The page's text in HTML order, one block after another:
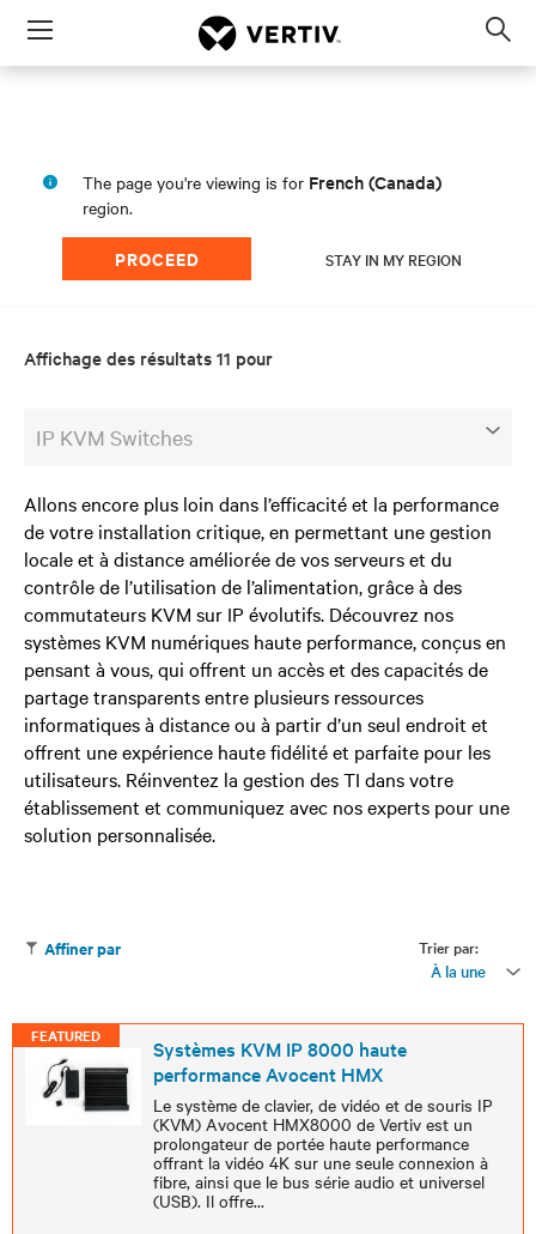
Menu
The page you're viewing is for French (Canada)
region.
PROCEED STAY IN MY REGION
Affichage des résultats 11 pour
IP KVM Switches
Allons encore plus loin dans l’efficacité et la performance
de votre installation critique, en permettant une gestion
locale et à distance améliorée de vos serveurs et du
contrôle de l’utilisation de l’alimentation, grâce à des
commutateurs KVM sur IP évolutifs. Découvrez nos
systèmes KVM numériques haute performance, conçus en
pensant à vous, qui offrent un accès et des capacités de
partage transparents entre plusieurs ressources
informatiques à distance ou à partir d’un seul endroit et
offrent une expérience haute fidélité et parfaite pour les
utilisateurs. Réinventez la gestion des TI dans votre
établissement et communiquez avec nos experts pour une
solution personnalisée.
Trier par:
À la une
Affiner par
FEATURED
Systèmes KVM IP 8000 haute
performance Avocent HMX
Le système de clavier, de vidéo et de souris IP
(KVM) Avocent HMX8000 de Vertiv est un
prolongateur de portée haute performance
offrant la vidéo 4K sur une seule connexion à
fibre, ainsi que le bus série audio et universel
(USB). Il offre...